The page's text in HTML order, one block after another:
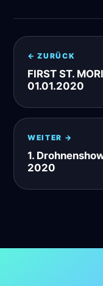
← ZURÜCK
FIRST ST.
01.01.2020
WEITER →
1.
2020